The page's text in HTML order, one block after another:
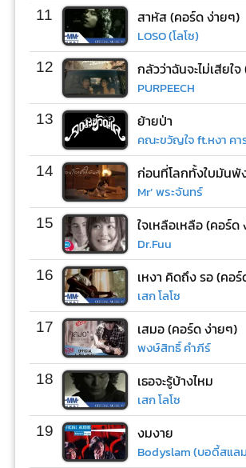
11 สาหัส (คอร์ด ง่ายๆ)
LOSO (โลโซ)
12 กลัวว่าฉันจะไม่เสียใจ
PURPEECH
13 ย้ายป่า
คณะขวัญใจ ft.หงา คา
14
Mr’ พระจันทร์
15 ใจเหลือเหลือ (คอร์ด
Dr.Fuu
16 เหงา คิดถึง รอ (คอ
เสก โลโซ
17 เสมอ (คอร์ด ง่ายๆ)
พงษ์สิทธิ์ คำภีร์
18 เธอจะรู้บ้างไหม
เสก โลโซ
19 งมงาย
Bodyslam (บอดี้สแล